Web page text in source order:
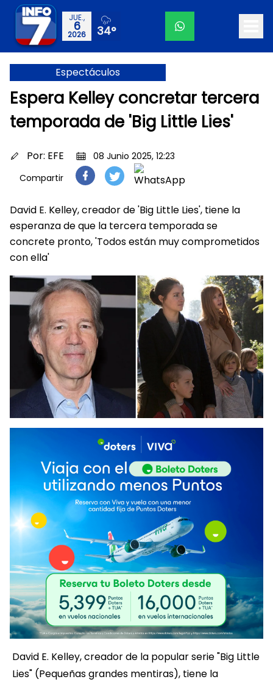
JUE.,
6
2026 34°
Espectáculos
Espera Kelley concretar tercera
temporada de 'Big Little Lies'
Por: EFE
08 Junio 2025, 12:23
Compartir
David E. Kelley, creador de 'Big Little Lies', tiene la
esperanza de que la tercera temporada se
concrete pronto, 'Todos están muy comprometidos
con ella'
David E. Kelley, creador de la popular serie "Big Little
Lies" (Pequeñas grandes mentiras), tiene la